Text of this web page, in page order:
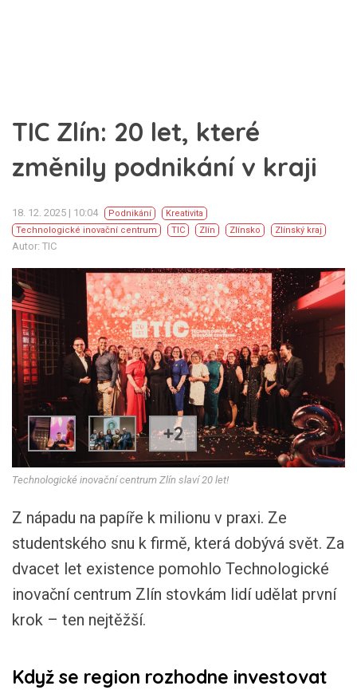
TIC Zlín: 20 let, které
změnily podnikání v kraji
18. 12. 2025 | 10:04 Podnikání
Kreativita
Technologické inovační centrum
TIC Zlín Zlínsko Zlínský kraj
Autor: TIC
+2
Technologické inovační centrum Zlín slaví 20 let!
Z nápadu na papíře k milionu v praxi. Ze
studentského snu k firmě, která dobývá svět. Za
dvacet let existence pomohlo Technologické
inovační centrum Zlín stovkám lidí udělat první
krok – ten nejtěžší.
Když se region rozhodne investovat